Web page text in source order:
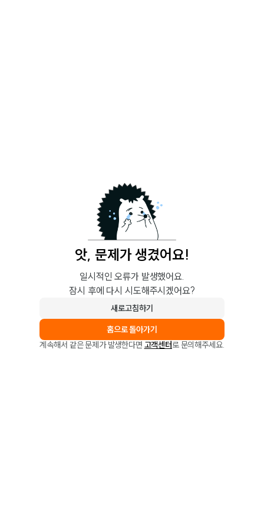
앗, 문제가 생겼어요!
일시적인 오류가 발생했어요.
잠시 후에 다시 시도해주시겠어요?
새로고침하기
홈으로 돌아가기
계속해서 같은 문제가 발생한다면 고객센터로 문의해주세요.